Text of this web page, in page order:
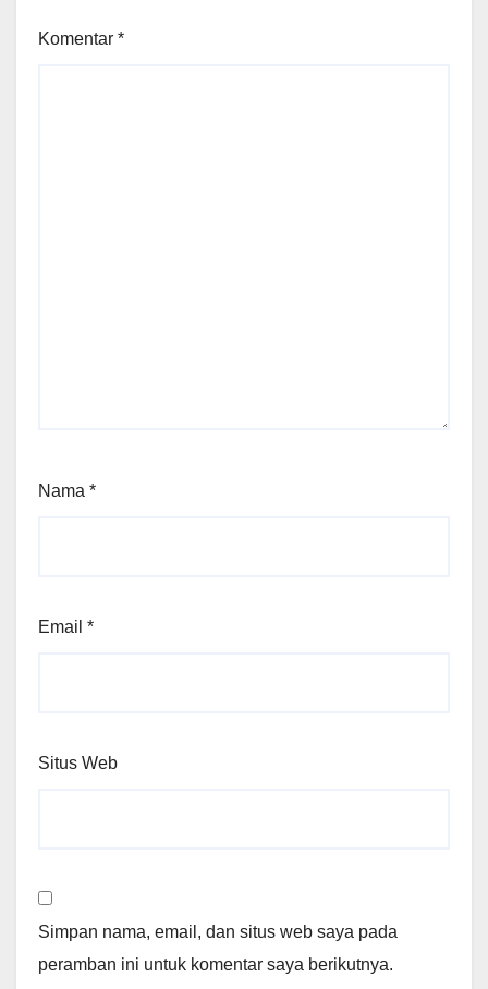
Komentar *
Nama *
Email *
Situs Web
Simpan nama, email, dan situs web saya pada
peramban ini untuk komentar saya berikutnya.